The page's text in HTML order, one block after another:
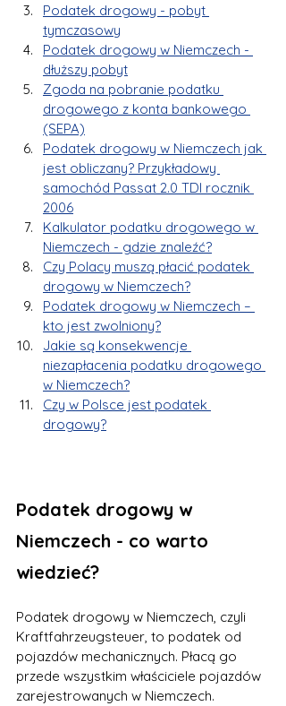
Podatek drogowy - pobyt
tymczasowy
Podatek drogowy w Niemczech -
dłuższy pobyt
Zgoda na pobranie podatku
drogowego z konta bankowego
(SEPA)
Podatek drogowy w Niemczech jak
jest obliczany? Przykładowy
samochód Passat 2.0 TDI rocznik
2006
Kalkulator podatku drogowego w
Niemczech - gdzie znaleźć?
Czy Polacy muszą płacić podatek
drogowy w Niemczech?
Podatek drogowy w Niemczech –
kto jest zwolniony?
Jakie są konsekwencje
niezapłacenia podatku drogowego
w Niemczech?
Czy w Polsce jest podatek
drogowy?
Podatek drogowy w
Niemczech - co warto
wiedzieć?
Podatek drogowy w Niemczech, czyli
Kraftfahrzeugsteuer, to podatek od
pojazdów mechanicznych. Płacą go
przede wszystkim właściciele pojazdów
zarejestrowanych w Niemczech.